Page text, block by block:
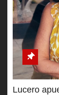
Lucero